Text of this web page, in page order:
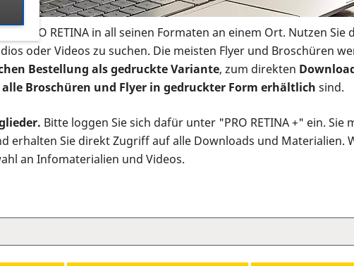
PRO RETINA in all seinen Formaten an einem Ort. Nutzen Sie
oder Videos zu suchen. Die meisten Flyer und Broschüren
Bestellung als gedruckte Variante, zum direkten
Broschüren und Flyer in gedruckter Form erhältlich sind.
Bitte loggen Sie sich dafür unter "PRO RETINA +" ein. Sie
erhalten Sie direkt Zugriff auf alle Downloads und Materialien.
an Infomaterialien und Videos.